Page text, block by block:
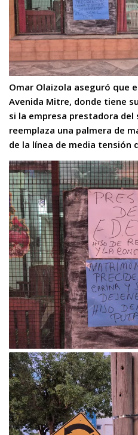
Omar Olaizola aseguró que
Avenida Mitre, donde tiene
si la empresa prestadora
reemplaza una palmera de
de la línea de media tensión